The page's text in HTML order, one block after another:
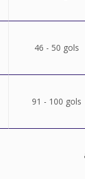
46 - 50 gols
91 - 100 gols